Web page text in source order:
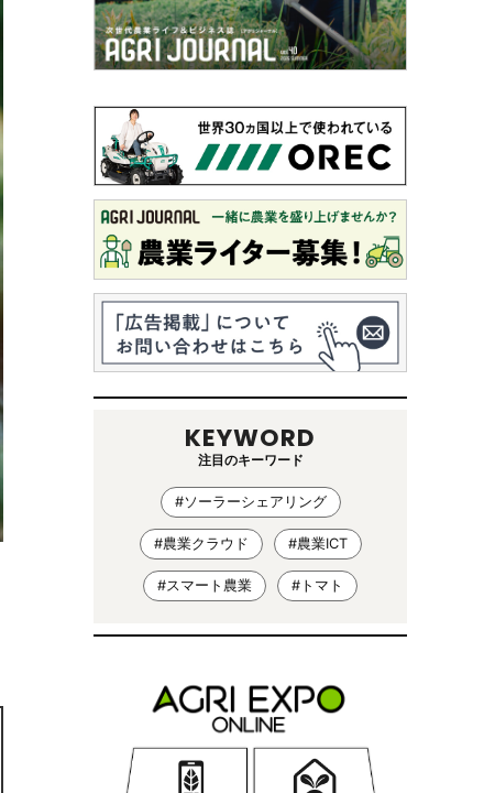
KEYWORD
注目のキーワード
#ソーラーシェアリング
#農業クラウド #農業ICT
#スマート農業 #トマト